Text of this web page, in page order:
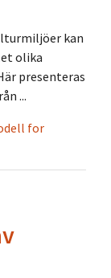
kan
olika
presenteras
...
for